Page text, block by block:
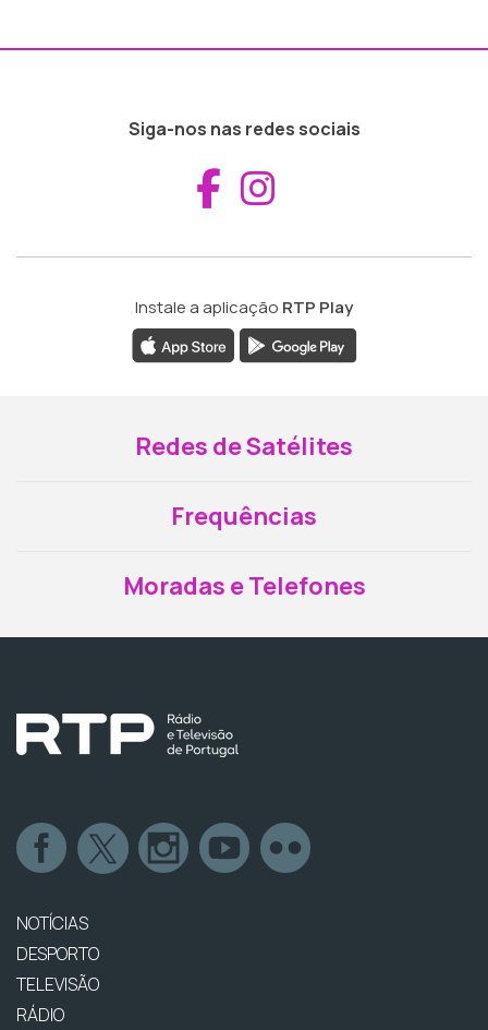
Siga-nos nas redes sociais
Aceder ao
Instale a aplicação RTP Play
Redes de Satélites
Frequências
Moradas e Telefones
NOTÍCIAS
DESPORTO
TELEVISÃO
RÁDIO